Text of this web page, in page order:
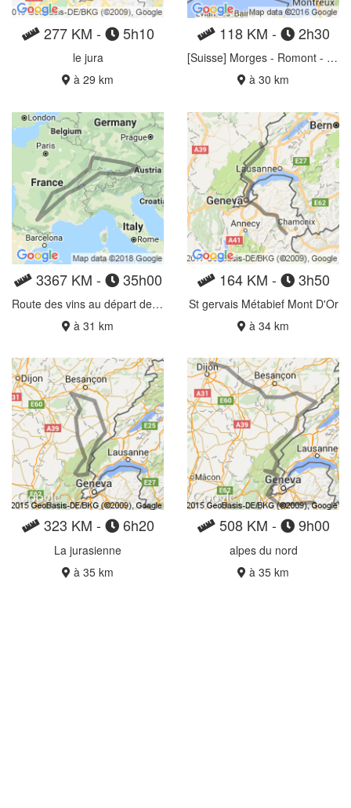
277 KM - 5h10
le jura
à 29 km
118 KM - 2h30
[Suisse] Morges - Romont - Bulle
à 30 km
3367 KM - 35h00
Route des vins au départ de Toulouse
à 31 km
164 KM - 3h50
St gervais Métabief Mont D'Or
à 34 km
323 KM - 6h20
La jurasienne
à 35 km
508 KM - 9h00
alpes du nord
à 35 km